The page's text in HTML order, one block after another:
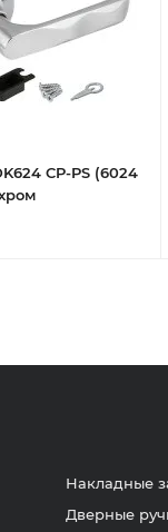
CP-PS (6024
Накладные
Дверные